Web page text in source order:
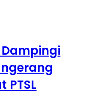
PTSL